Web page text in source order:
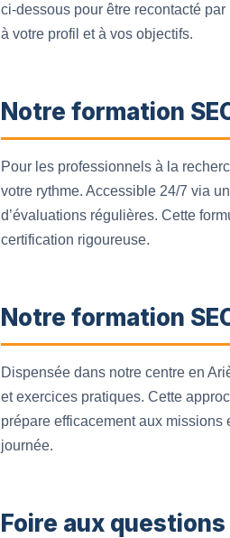
ci-dessous pour être recontacté
à votre profil et à vos objectifs.
Notre formation
Pour les professionnels à la
votre rythme. Accessible 24/7 via
d’évaluations régulières. Cette
certification rigoureuse.
Notre formation
Dispensée dans notre centre en
et exercices pratiques. Cette
prépare efficacement aux missions
journée.
Foire aux questions